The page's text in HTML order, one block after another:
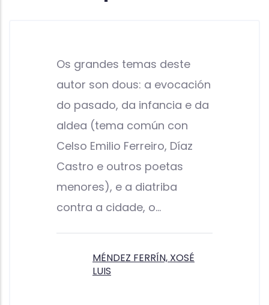
Os grandes temas deste
autor son dous: a evocación
do pasado, da infancia e da
aldea (tema común con
Celso Emilio Ferreiro, Díaz
Castro e outros poetas
menores), e a diatriba
contra a cidade, o…
MÉNDEZ FERRÍN, XOSÉ
LUIS